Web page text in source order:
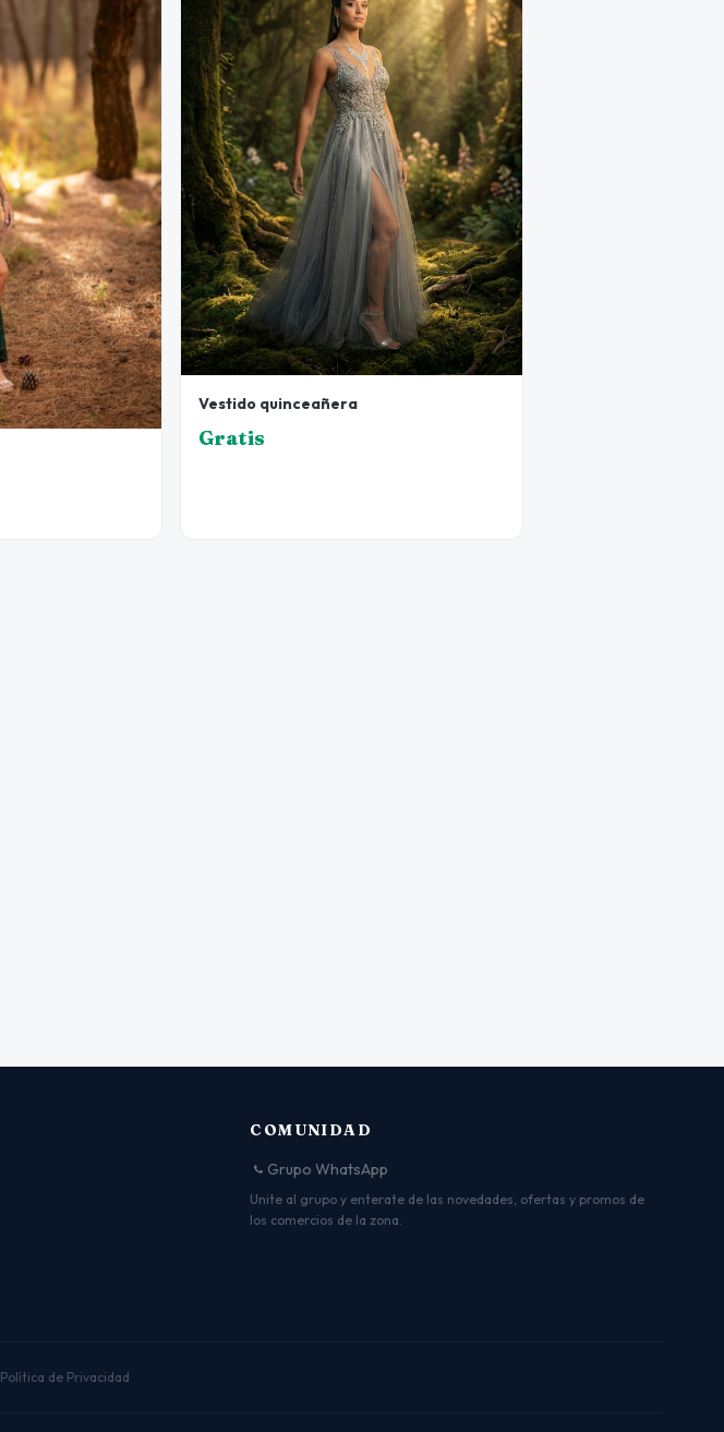
Vestido quinceañera
Gratis
COMUNIDAD
Grupo WhatsApp
Unite al grupo y enterate de las novedades, ofertas y promos de
los comercios de la zona.
Política de Privacidad